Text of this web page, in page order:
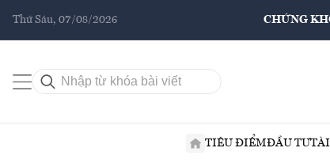
Thứ Sáu, 07/08/2026 CHỨNG
TIÊU ĐIỂMĐẦU TƯ